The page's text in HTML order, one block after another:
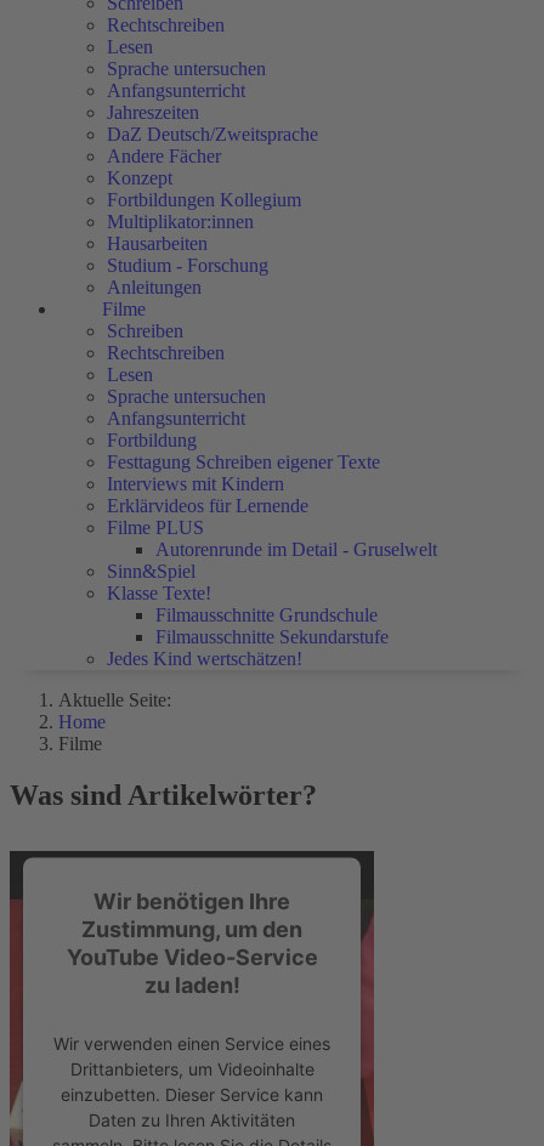
Rechtschreiben
Lesen
Sprache untersuchen
Anfangsunterricht
Jahreszeiten
DaZ Deutsch/Zweitsprache
Andere Fächer
Konzept
Fortbildungen Kollegium
Multiplikator:innen
Hausarbeiten
Studium - Forschung
Anleitungen
Filme
Schreiben
Rechtschreiben
Lesen
Sprache untersuchen
Anfangsunterricht
Fortbildung
Festtagung Schreiben eigener Texte
Interviews mit Kindern
Erklärvideos für Lernende
Filme PLUS
Autorenrunde im Detail - Gruselwelt
Sinn&Spiel
Klasse Texte!
Filmausschnitte Grundschule
Filmausschnitte Sekundarstufe
Jedes Kind wertschätzen!
Aktuelle Seite:
Home
Filme
Was sind Artikelwörter?
Wir benötigen Ihre
Zustimmung, um den
YouTube Video-Service
zu laden!
Wir verwenden einen Service eines
Drittanbieters, um Videoinhalte
einzubetten. Dieser Service kann
Daten zu Ihren Aktivitäten